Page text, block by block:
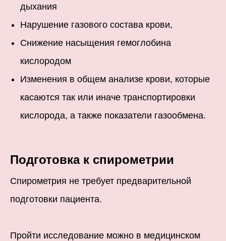
дыхания
Нарушение газового состава крови,
Снижение насыщения гемоглобина
кислородом
Изменения в общем анализе крови, которые
касаются так или иначе транспортировки
кислорода, а также показатели газообмена.
Подготовка к спирометрии
Спирометрия не требует предварительной
подготовки пациента.
Пройти исследование можно в медицинском